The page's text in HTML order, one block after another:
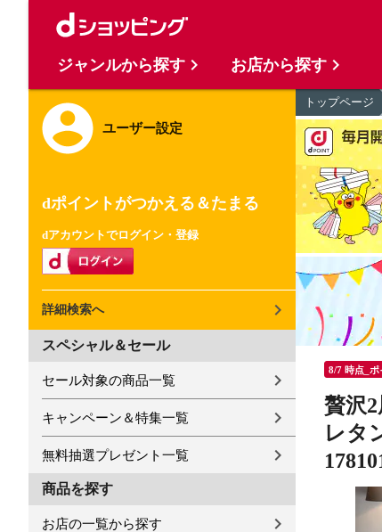
ユーザー設定
dポイントがつかえる＆たまる
dアカウントでログイン・登録
詳細検索へ
スペシャル＆セール
セール対象の商品一覧
キャンペーン＆特集一覧
無料抽選プレゼント一覧
商品を探す
お店の一覧から探す
トップページ
8/7 時点_
贅沢
レタ
ジャンルから探す お店から探す